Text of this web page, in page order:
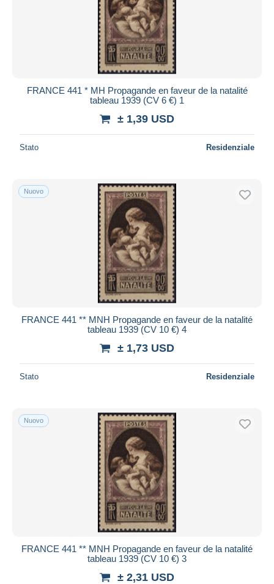
FRANCE 441 * MH Propagande en faveur de la natalité
tableau 1939 (CV 6 €) 1
± 1,39 USD
Stato Residenziale
Nuovo
FRANCE 441 ** MNH Propagande en faveur de la natalité
tableau 1939 (CV 10 €) 4
± 1,73 USD
Stato Residenziale
Nuovo
FRANCE 441 ** MNH Propagande en faveur de la natalité
tableau 1939 (CV 10 €) 3
± 2,31 USD